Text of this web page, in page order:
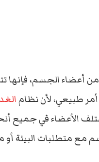
أعضاء الجسم، فإنها
طبيعي، لأن نظام
الأعضاء في جميع
مع متطلبات البيئة